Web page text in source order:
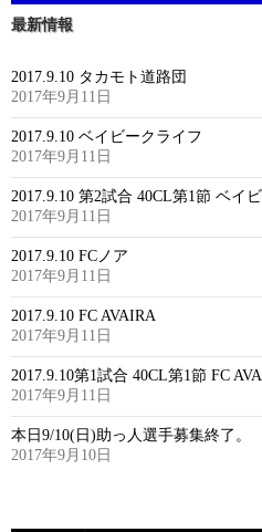
最新情報
2017.9.10 タカモト道路団
2017年9月11日
2017.9.10 ベイビークライフ
2017年9月11日
2017.9.10 第2試合 40CL第1節 ベイ
2017年9月11日
2017.9.10 FCノア
2017年9月11日
2017.9.10 FC AVAIRA
2017年9月11日
2017.9.10第1試合 40CL第1節 FC
2017年9月11日
本日9/10(日)助っ人選手募集終了。
2017年9月10日